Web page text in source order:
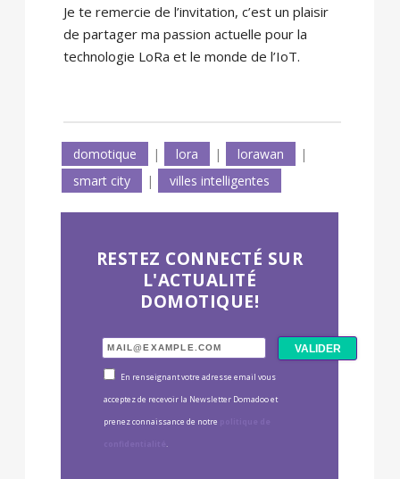
Je te remercie de l’invitation, c’est un plaisir
de partager ma passion actuelle pour la
technologie LoRa et le monde de l’IoT.
domotique | lora | lorawan
|
smart city
| villes intelligentes
RESTEZ CONNECTÉ SUR
L'ACTUALITÉ
DOMOTIQUE!
En renseignant votre adresse email vous
acceptez de recevoir la Newsletter Domadoo et
prenez connaissance de notre
.